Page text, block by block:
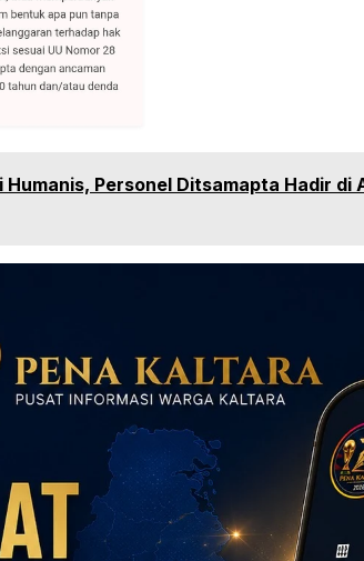
Humanis, Personel Ditsamapta Hadir di